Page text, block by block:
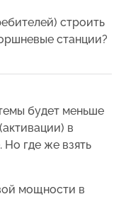
строить
станции?
будет меньше
в
Но где же взять
мощности в